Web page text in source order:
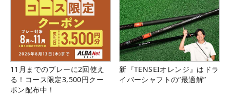
11月までのプレーに2回使え
る！コース限定3,500円クー
ポン配布中！
新『TENSEIオレンジ』はドラ
イバーシャフトの“最適解”